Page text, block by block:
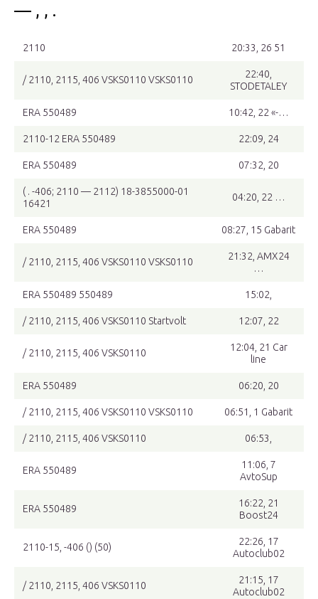
— , , .
2110 20:33, 26 51
/ 2110, 2115, 406 VSKS0110 VSKS0110
22:40,
STODETALEY
ERA 550489 10:42, 22 «-…
2110-12 ERA 550489 22:09, 24
ERA 550489 07:32, 20
( . -406; 2110 — 2112) 18-3855000-01
16421
04:20, 22 …
ERA 550489 08:27, 15 Gabarit
/ 2110, 2115, 406 VSKS0110 VSKS0110
21:32, AMX24
…
ERA 550489 550489 15:02,
/ 2110, 2115, 406 VSKS0110 Startvolt 12:07, 22
/ 2110, 2115, 406 VSKS0110
12:04, 21 Car
line
ERA 550489 06:20, 20
/ 2110, 2115, 406 VSKS0110 VSKS0110 06:51, 1 Gabarit
/ 2110, 2115, 406 VSKS0110 06:53,
ERA 550489
11:06, 7
AvtoSup
ERA 550489
16:22, 21
Boost24
2110-15, -406 () (50)
22:26, 17
Autoclub02
/ 2110, 2115, 406 VSKS0110
21:15, 17
Autoclub02